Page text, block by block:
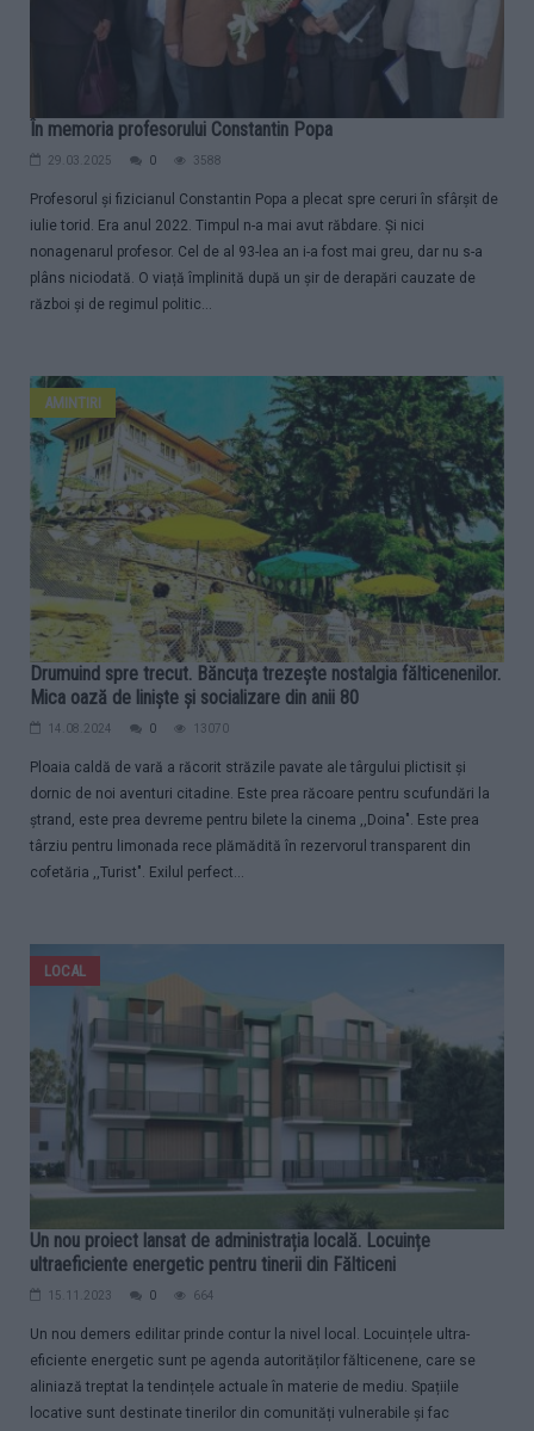
În memoria profesorului Constantin Popa
29.03.2025 0 3588
Profesorul și fizicianul Constantin Popa a plecat spre ceruri în sfârșit de
iulie torid. Era anul 2022. Timpul n-a mai avut răbdare. Și nici
nonagenarul profesor. Cel de al 93-lea an i-a fost mai greu, dar nu s-a
plâns niciodată. O viață împlinită după un șir de derapări cauzate de
război și de regimul politic...
AMINTIRI
Drumuind spre trecut. Băncuța trezește nostalgia fălticenenilor.
Mica oază de liniște și socializare din anii 80
14.08.2024 0 13070
Ploaia caldă de vară a răcorit străzile pavate ale târgului plictisit şi
dornic de noi aventuri citadine. Este prea răcoare pentru scufundări la
ştrand, este prea devreme pentru bilete la cinema ,,Doina". Este prea
târziu pentru limonada rece plămădită în rezervorul transparent din
cofetăria ,,Turist". Exilul perfect...
LOCAL
Un nou proiect lansat de administrația locală. Locuințe
ultraeficiente energetic pentru tinerii din Fălticeni
15.11.2023 0 664
Un nou demers edilitar prinde contur la nivel local. Locuințele ultra-
eficiente energetic sunt pe agenda autorităților fălticenene, care se
aliniază treptat la tendințele actuale în materie de mediu. Spațiile
locative sunt destinate tinerilor din comunități vulnerabile și fac